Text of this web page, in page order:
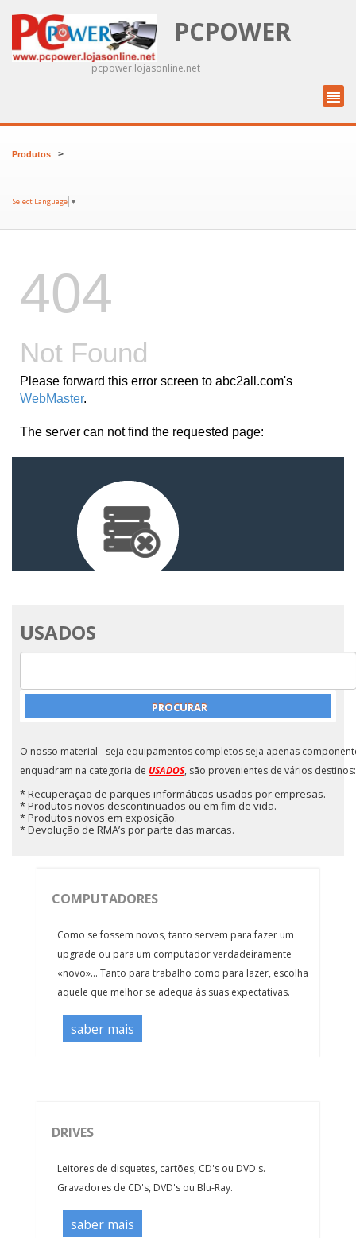
PCPOWER
pcpower.lojasonline.net
Produtos >
Select Language ▼
USADOS
O nosso material - seja equipamentos completos seja apenas
enquadram na categoria de USADOS, são provenientes de vários destinos:
* Recuperação de parques informáticos usados por empresas.
* Produtos novos descontinuados ou em fim de vida.
* Produtos novos em exposição.
* Devolução de RMA’s por parte das marcas.
COMPUTADORES
Como se fossem novos, tanto servem para fazer um
upgrade ou para um computador verdadeiramente
«novo»... Tanto para trabalho como para lazer, escolha
aquele que melhor se adequa às suas expectativas.
saber mais
DRIVES
Leitores de disquetes, cartões, CD's ou DVD's.
Gravadores de CD's, DVD's ou Blu-Ray.
saber mais